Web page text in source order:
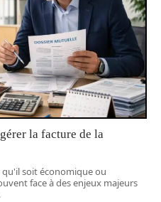
la facture de la
soit économique ou
face à des enjeux majeurs